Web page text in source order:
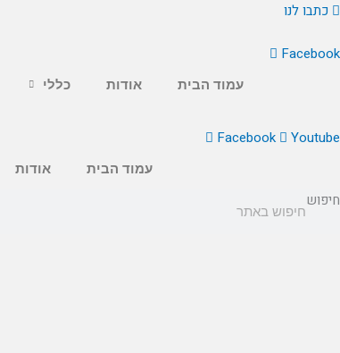
דילוגכתבו לנו
Facebook
עמוד הבית אודות כללי
Facebook Youtube
עמוד הבית אודות
חיפוש